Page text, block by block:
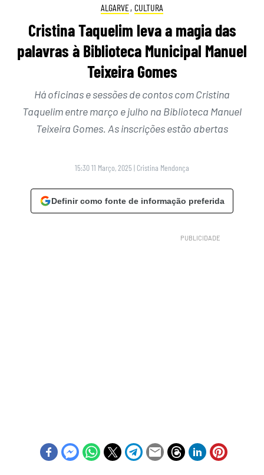
ALGARVE, CULTURA
Cristina Taquelim leva a magia das
palavras à Biblioteca Municipal Manuel
Teixeira Gomes
Há oficinas e sessões de contos com Cristina
Taquelim entre março e julho na Biblioteca Manuel
Teixeira Gomes. As inscrições estão abertas
15:30 11 Março, 2025 | Cristina Mendonça
Definir como fonte de informação preferida